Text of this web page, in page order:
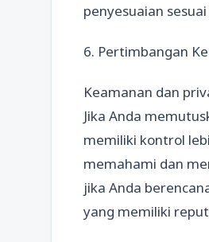
penyesuaian
6. Pertimbangan
Keamanan dan
Jika Anda
memiliki kontrol
memahami dan
jika Anda
yang memiliki